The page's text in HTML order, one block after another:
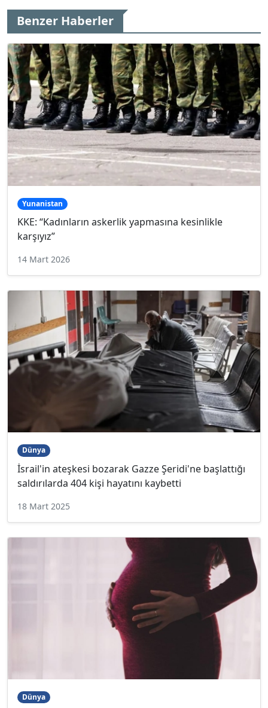
Benzer Haberler
Yunanistan
KKE: “Kadınların askerlik yapmasına kesinlikle
karşıyız”
14 Mart 2026
Dünya
İsrail'in ateşkesi bozarak Gazze Şeridi'ne başlattığı
saldırılarda 404 kişi hayatını kaybetti
18 Mart 2025
Dünya